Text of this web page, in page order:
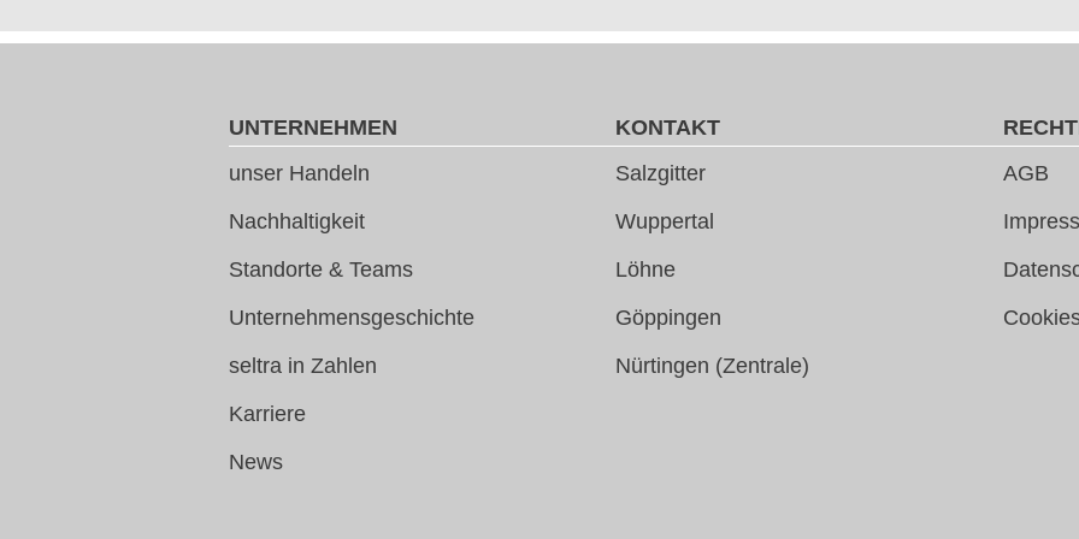
UNTERNEHMEN
unser Handeln
Nachhaltigkeit
Standorte & Teams
Unternehmensgeschichte
seltra in Zahlen
Karriere
News
KONTAKT
Salzgitter
Wuppertal
Löhne
Göppingen
Nürtingen (Zentrale)
AGB